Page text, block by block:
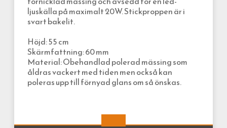
ljuskälla på maximalt 20W. Stickproppen är i
svart bakelit.
Höjd: 55 cm
Skärmfattning: 60 mm
Material: Obehandlad polerad mässing som
åldras vackert med tiden men också kan
poleras upp till förnyad glans om så önskas.